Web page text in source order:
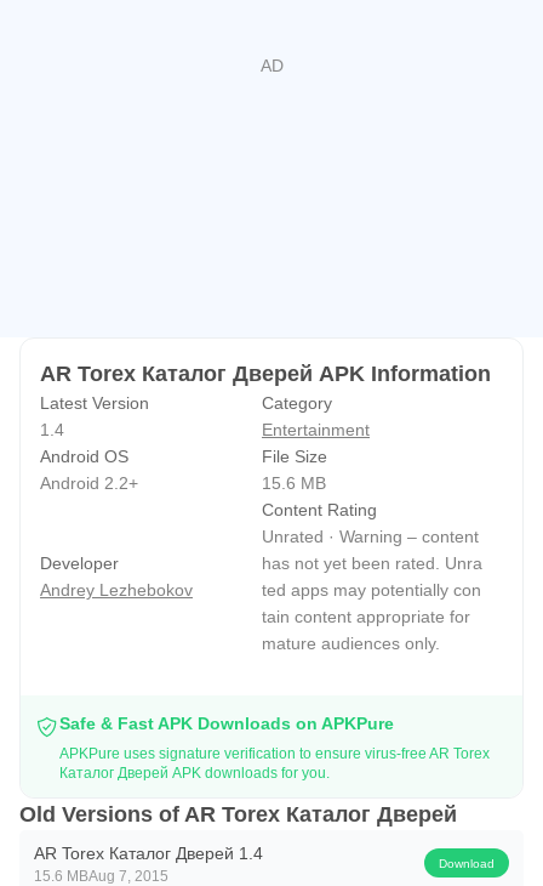
AR Torex Каталог Дверей APK Information
Latest Version
1.4
Category
Entertainment
Android OS
Android 2.2+
File Size
15.6 MB
Developer
Andrey Lezhebokov
Content Rating
Unrated · Warning – content
has not yet been rated. Unra
ted apps may potentially con
tain content appropriate for
mature audiences only.
Safe & Fast APK Downloads on APKPure
APKPure uses signature verification to ensure virus-free AR Torex
Каталог Дверей APK downloads for you.
Old Versions of AR Torex Каталог Дверей
AR Torex Каталог Дверей 1.4
15.6 MBAug 7, 2015
Download